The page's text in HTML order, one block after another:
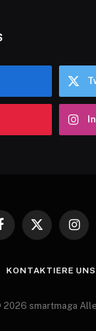
Facebook
X
KONTAKTIERE UNS
smartmaga